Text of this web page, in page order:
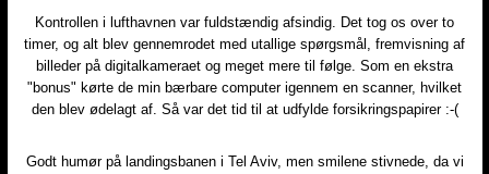
Kontrollen i lufthavnen var fuldstændig afsindig. Det tog os over to
timer, og alt blev gennemrodet med utallige spørgsmål, fremvisning af
billeder på digitalkameraet og meget mere til følge. Som en ekstra
"bonus" kørte de min bærbare computer igennem en scanner, hvilket
den blev ødelagt af. Så var det tid til at udfylde forsikringspapirer :-(​
Godt humør på landingsbanen i Tel Aviv, men smilene stivnede, da vi